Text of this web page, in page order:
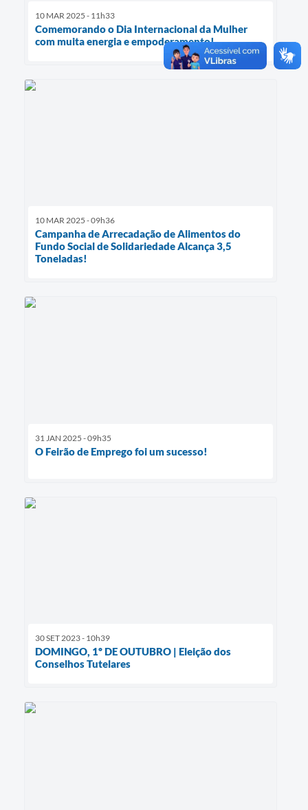
10 MAR 2025 - 11h33
Comemorando o Dia Internacional da Mulher
com muita energia e empoderamento!
10 MAR 2025 - 09h36
Campanha de Arrecadação de Alimentos do
Fundo Social de Solidariedade Alcança 3,5
Toneladas!
31 JAN 2025 - 09h35
O Feirão de Emprego foi um sucesso!
30 SET 2023 - 10h39
DOMINGO, 1º DE OUTUBRO | Eleição dos
Conselhos Tutelares